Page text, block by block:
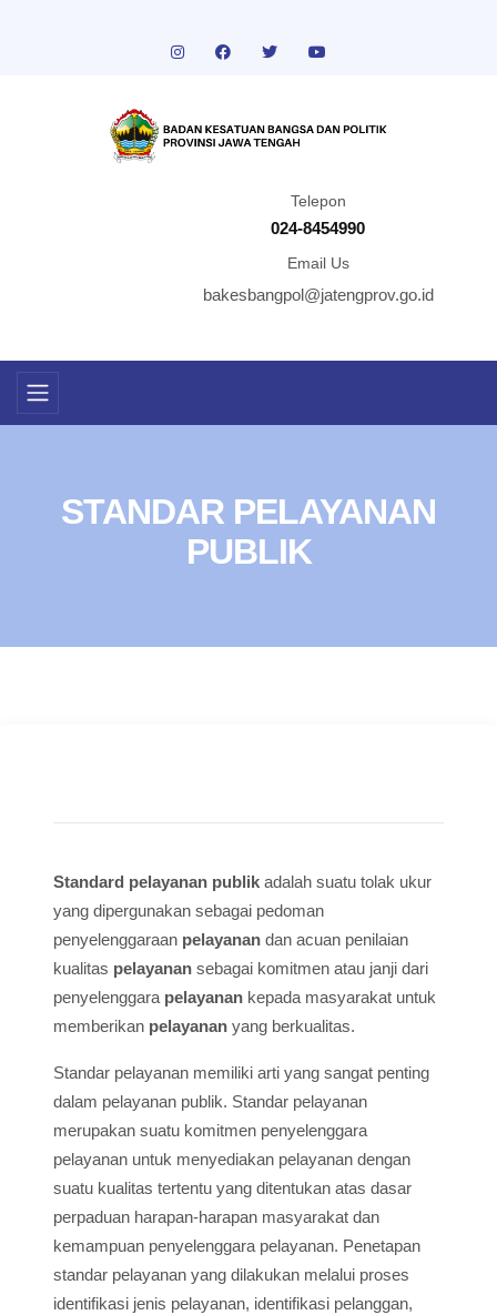
Telepon
024-8454990
Email Us
bakesbangpol@jatengprov.go.id
STANDAR PELAYANAN
PUBLIK
Standard pelayanan publik adalah suatu tolak ukur
yang dipergunakan sebagai pedoman
penyelenggaraan pelayanan dan acuan penilaian
kualitas pelayanan sebagai komitmen atau janji dari
penyelenggara pelayanan kepada masyarakat untuk
memberikan pelayanan yang berkualitas.
Standar pelayanan memiliki arti yang sangat penting
dalam pelayanan publik. Standar pelayanan
merupakan suatu komitmen penyelenggara
pelayanan untuk menyediakan pelayanan dengan
suatu kualitas tertentu yang ditentukan atas dasar
perpaduan harapan-harapan masyarakat dan
kemampuan penyelenggara pelayanan. Penetapan
standar pelayanan yang dilakukan melalui proses
identifikasi jenis pelayanan, identifikasi pelanggan,